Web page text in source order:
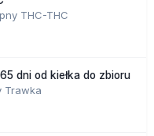
THC-THC
dni od kiełka do zbioru
Trawka